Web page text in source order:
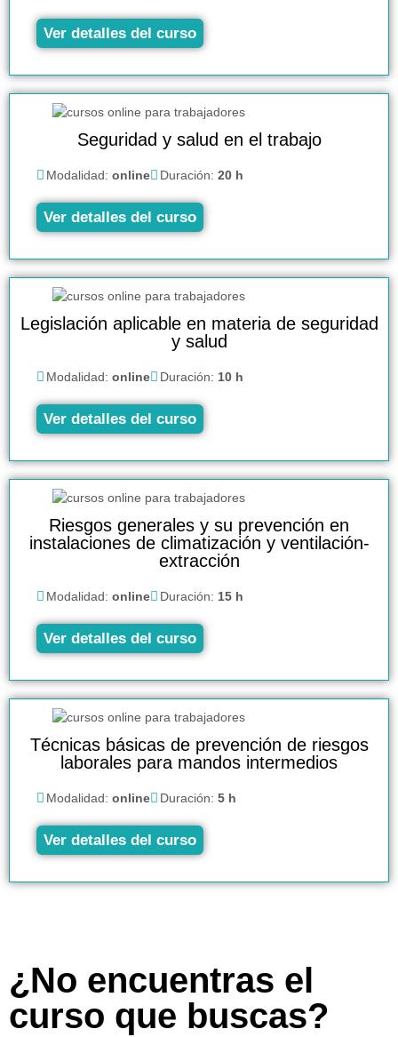
Ver detalles del curso
Seguridad y salud en el trabajo
Modalidad: online Duración: 20 h
Ver detalles del curso
Legislación aplicable en materia de seguridad
y salud
Modalidad: online Duración: 10 h
Ver detalles del curso
Riesgos generales y su prevención en
instalaciones de climatización y ventilación-
extracción
Modalidad: online Duración: 15 h
Ver detalles del curso
Técnicas básicas de prevención de riesgos
laborales para mandos intermedios
Modalidad: online Duración: 5 h
Ver detalles del curso
¿No encuentras el
curso que buscas?